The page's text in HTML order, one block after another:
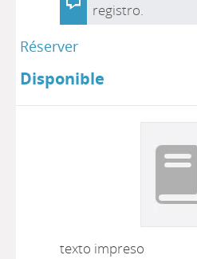
registro.
Réserver
Disponible
texto impreso